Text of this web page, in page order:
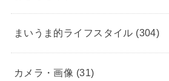
まいうま的ライフスタイル (304)
カメラ・画像 (31)